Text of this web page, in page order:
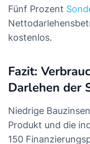
Fünf Prozent
kostenlos.
Fazit:
Darlehen der
Niedrige
Produkt und die
150